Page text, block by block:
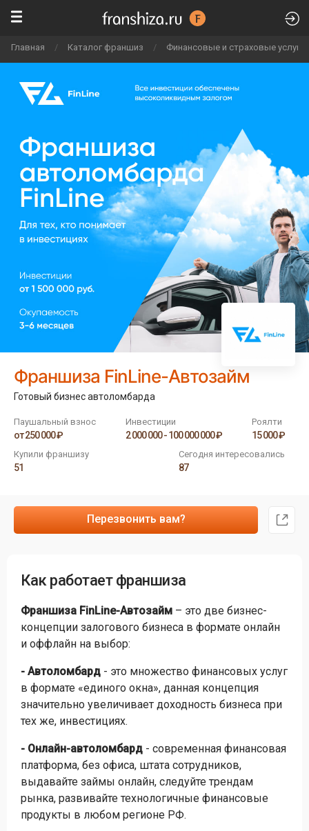
Главная / Каталог франшиз / Финансовые и страховые
Франшиза FinLine-Автозайм
Готовый бизнес автоломбарда
Паушальный взнос
от 250 000 ₽
Инвестиции
2 000 000 - 100 000 000 ₽
Роялти
15 000 ₽
Купили франшизу
51
Сегодня интересовались
87
Перезвонить вам?
Как работает франшиза
Франшиза FinLine-Автозайм – это две бизнес-
концепции залогового бизнеса в формате онлайн
и оффлайн на выбор:
- Автоломбард - это множество финансовых услуг
в формате «единого окна», данная концепция
значительно увеличивает доходность бизнеса при
тех же, инвестициях.
- Онлайн-автоломбард - современная финансовая
платформа, без офиса, штата сотрудников,
выдавайте займы онлайн, следуйте трендам
рынка, развивайте технологичные финансовые
продукты в любом регионе РФ.